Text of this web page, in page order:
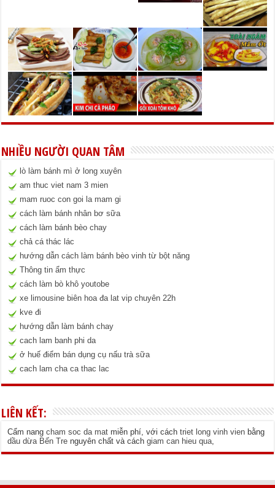
NHIỀU NGƯỜI QUAN TÂM
lò làm bánh mì ở long xuyên
am thuc viet nam 3 mien
mam ruoc con goi la mam gi
cách làm bánh nhân bơ sữa
cách làm bánh bèo chay
chả cá thác lác
hướng dẫn cách làm bánh bèo vinh từ bột năng
Thông tin ẩm thực
cách làm bò khô youtobe
xe limousine biên hoa đa lat vip chuyên 22h
kve đi
hướng dẫn làm bánh chay
cach lam banh phi da
ở huế điểm bán dụng cụ nấu trà sữa
cach lam cha ca thac lac
LIÊN KẾT:
Cẩm nangcham soc da mat miễn phí, với cáchtriet long vinh vien bằng
dầu dừa Bến Tre nguyên chất và cáchgiam can hieu qua,